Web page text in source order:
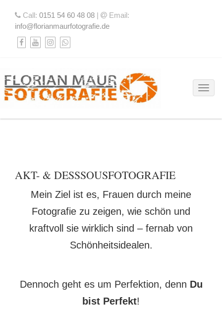
Call: 0151 54 60 48 08 |
Email:
info@florianmaurfotografie.de
AKT- & DESSSOUSFOTOGRAFIE
Mein Ziel ist es, Frauen durch meine
Fotografie zu zeigen, wie schön und
kraftvoll sie wirklich sind – fernab von
Schönheitsidealen.
Dennoch geht es um Perfektion, denn Du
bist Perfekt!